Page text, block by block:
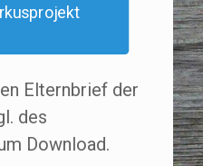
Elternbrief der
des
Download.